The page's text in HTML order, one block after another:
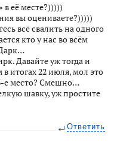
в её месте?)))))
вы оцениваете?)))))
всё свалить на одного
кто у нас во всём
Давайте уж тогда и
итогах 22 июля, мол это
е место? Смешно…
шавку, уж простите
Ответить